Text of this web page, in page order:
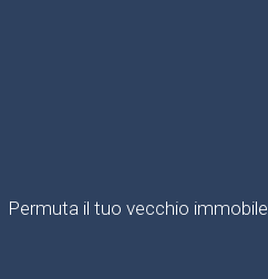
Permuta il tuo vecchio immobile